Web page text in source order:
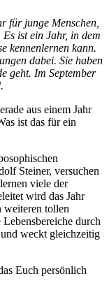
für junge Menschen,
ist ein Jahr, in dem
kennenlernen kann.
dabei. Sie haben
geht. Im September
aus einem Jahr
ist das für ein
Steiner, versuchen
viele der
wird das Jahr
tollen
durch
weckt gleichzeitig
Euch persönlich